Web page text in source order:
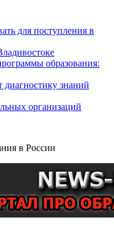
для поступления в
образования:
знаний
организаций
в России